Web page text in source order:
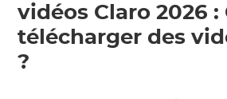
vidéos Claro 2026
télécharger des
?